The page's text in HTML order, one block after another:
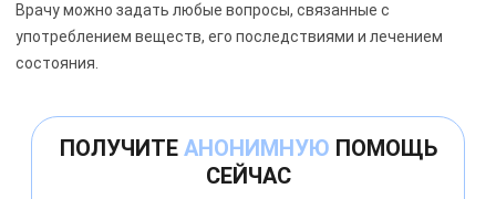
Врачу можно задать любые вопросы, связанные с
употреблением веществ, его последствиями и лечением
состояния.
ПОЛУЧИТЕ АНОНИМНУЮ ПОМОЩЬ
СЕЙЧАС